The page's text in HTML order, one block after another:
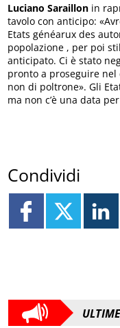
Luciano Saraillon in
tavolo con anticipo:
Etats généarux des
popolazione , per poi
anticipato. Ci è stato
pronto a proseguire
non di poltrone». Gli
ma non c’è una data
Condividi